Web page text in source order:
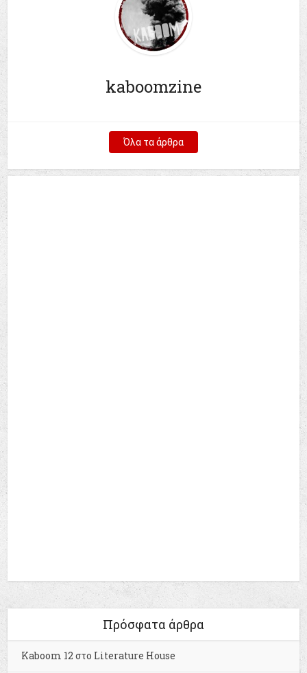
kaboomzine
Όλα τα άρθρα
Πρόσφατα άρθρα
Kaboom 12 στο Literature House